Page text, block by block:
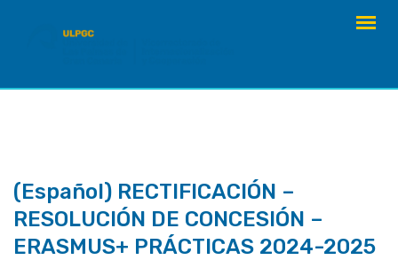
(Español) RECTIFICACIÓN –
RESOLUCIÓN DE CONCESIÓN –
ERASMUS+ PRÁCTICAS 2024-2025